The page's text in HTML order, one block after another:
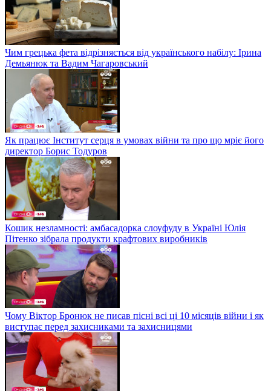
Чим грецька фета відрізняється від українського набілу: Ірина
Демьянюк та Вадим Чагаровський
Як працює Інститут серця в умовах війни та про що мріє його
директор Борис Тодуров
Кошик незламності: амбасадорка слоуфуду в Україні Юлія
Пітенко зібрала продукти крафтових виробників
Чому Віктор Бронюк не писав пісні всі ці 10 місяців війни і як
виступає перед захисниками та захисницями